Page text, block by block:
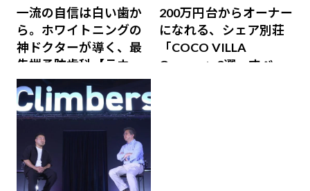
一流の自信は白い歯か
ら。ホワイトニングの
神ドクターが導く、最
先端予防歯科【ラウン
ジ会員特典あり】
200万円台からオーナー
になれる、シェア別荘
「COCO VILLA
Owners」3選。すべて